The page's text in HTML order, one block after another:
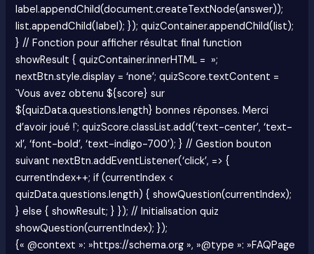
label.appendChild(document.createTextNode(answer));
list.appendChild(label); }); quizContainer.appendChild(list);
} // Fonction pour afficher résultat final function
showResult { quizContainer.innerHTML = »;
nextBtn.style.display = ‘none’; quizScore.textContent =
`Vous avez obtenu ${score} sur
${quizData.questions.length} bonnes réponses. Merci
d’avoir joué !`; quizScore.classList.add(‘text-center’, ‘text-
xl’, ‘font-bold’, ‘text-indigo-700’); } // Gestion bouton
suivant nextBtn.addEventListener(‘click’, => {
currentIndex++; if (currentIndex <
quizData.questions.length) { showQuestion(currentIndex);
} else { showResult; } }); // Initialisation quiz
showQuestion(currentIndex); });
{« @context »: »https://schema.org », »@type »: »FAQPage